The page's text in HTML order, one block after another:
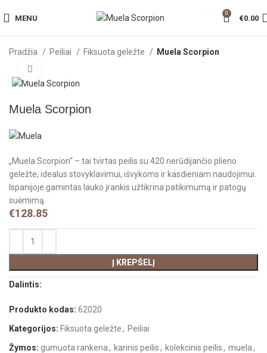
MENU
0
€0.00
Pradžia Peiliai Fiksuota geležte Muela Scorpion
Muela Scorpion
„Muela Scorpion“ – tai tvirtas peilis su 420 nerūdijančio plieno
geležte, idealus stovyklavimui, išvykoms ir kasdieniam naudojimui.
Ispanijoje gamintas lauko įrankis užtikrina patikimumą ir patogų
suėmimą.
€128.85
Į KREPŠELĮ
Dalintis:
Produkto kodas:62020
Kategorijos: Fiksuota geležte, Peiliai
Žymos: gumuota rankena, karinis peilis, kolekcinis peilis, muela,